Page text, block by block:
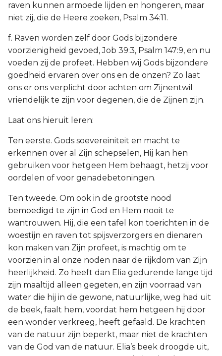
raven kunnen armoede lijden en hongeren, maar
niet zij, die de Heere zoeken, Psalm 34:11.
f. Raven worden zelf door Gods bijzondere
voorzienigheid gevoed, Job 39:3, Psalm 147:9, en nu
voeden zij de profeet. Hebben wij Gods bijzondere
goedheid ervaren over ons en de onzen? Zo laat
ons er ons verplicht door achten om Zijnentwil
vriendelijk te zijn voor degenen, die de Zijnen zijn.
Laat ons hieruit leren:
Ten eerste. Gods soevereiniteit en macht te
erkennen over al Zijn schepselen, Hij kan hen
gebruiken voor hetgeen Hem behaagt, hetzij voor
oordelen of voor genadebetoningen.
Ten tweede. Om ook in de grootste nood
bemoedigd te zijn in God en Hem nooit te
wantrouwen. Hij, die een tafel kon toerichten in de
woestijn en raven tot spijsverzorgers en dienaren
kon maken van Zijn profeet, is machtig om te
voorzien in al onze noden naar de rijkdom van Zijn
heerlijkheid. Zo heeft dan Elia gedurende lange tijd
zijn maaltijd alleen gegeten, en zijn voorraad van
water die hij in de gewone, natuurlijke, weg had uit
de beek, faalt hem, voordat hem hetgeen hij door
een wonder verkreeg, heeft gefaald. De krachten
van de natuur zijn beperkt, maar niet de krachten
van de God van de natuur. Elia’s beek droogde uit,